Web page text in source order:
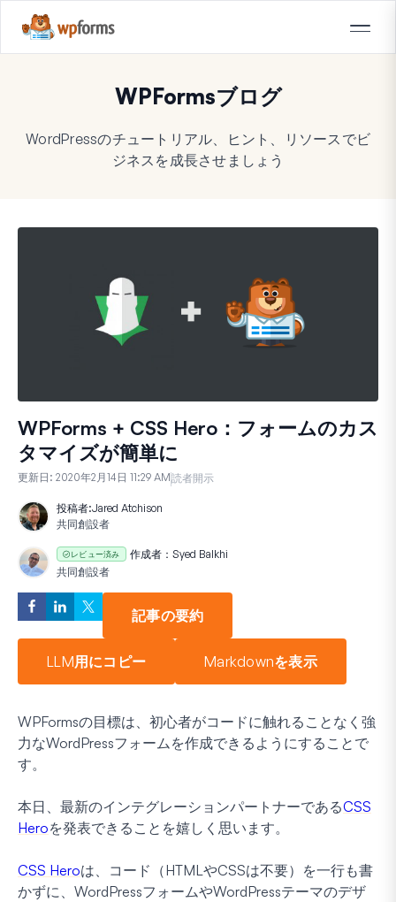
WPFormsブログ
WordPressのチュートリアル、ヒント、リソースでビ
ジネスを成長させましょう
WPForms + CSS Hero：フォームのカス
タマイズが簡単に
更新日: 2020年2月14日 11:29 AM読者開示
投稿者:Jared Atchison
共同創設者
レビュー済み 作成者： Syed Balkhi
共同創設者
記事の要約
LLM用にコピー Markdownを表示
WPFormsの目標は、初心者がコードに触れることなく強
力なWordPressフォームを作成できるようにすることで
す。
本日、最新のインテグレーションパートナーであるCSS
Heroを発表できることを嬉しく思います。
CSS Heroは、コード（HTMLやCSSは不要）を一行も書
かずに、WordPressフォームやWordPressテーマのデザ